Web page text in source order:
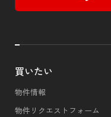
買いたい
物件情報
物件リクエストフォーム